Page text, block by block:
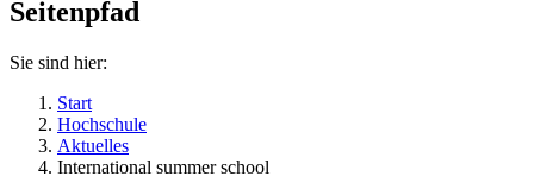
Seitenpfad
Sie sind hier:
Start
Hochschule
Aktuelles
International summer school